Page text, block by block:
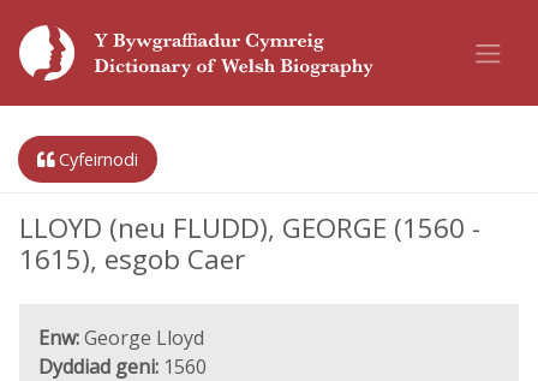
Cyfeirnodi
LLOYD (neu FLUDD), GEORGE (1560 -
1615), esgob Caer
Enw:George Lloyd
Dyddiad geni: 1560